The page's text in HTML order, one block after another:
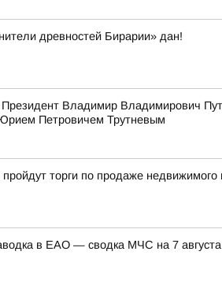
древностей Бирарии» дан!
Владимир Владимирович
Петровичем Трутневым
торги по продаже недвижимого
в ЕАО — сводка МЧС на 7 августа